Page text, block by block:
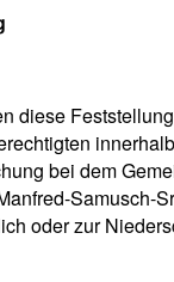
diese
bei dem
Samusch-
oder zur